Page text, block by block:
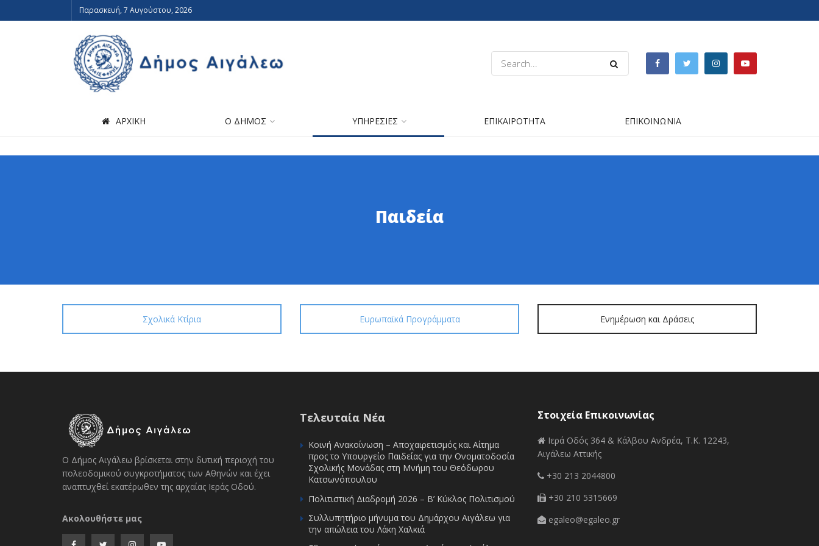
Παρασκευή, 7 Αυγούστου, 2026
ΑΡΧΙΚΗ Ο ΔΗΜΟΣ ΥΠΗΡΕΣΙΕΣ ΕΠΙΚΑΙΡΟΤΗΤΑ ΕΠΙΚΟΙΝΩΝΙΑ
Παιδεία
Σχολικά Κτίρια Ευρωπαϊκά Προγράμματα Ενημέρωση και Δράσεις
Ο Δήμος Αιγάλεω βρίσκεται στην δυτική περιοχή του
πολεοδομικού συγκροτήματος των Αθηνών και έχει
αναπτυχθεί εκατέρωθεν της αρχαίας Ιεράς Οδού.
Ακολουθήστε μας
Τελευταία Νέα
Κοινή Ανακοίνωση – Αποχαιρετισμός και Αίτημα
προς το Υπουργείο Παιδείας για την Ονοματοδοσία
Σχολικής Μονάδας στη Μνήμη του Θεόδωρου
Κατσωνόπουλου
Πολιτιστική Διαδρομή 2026 – Β’ Κύκλος Πολιτισμού
Συλλυπητήριο μήνυμα του Δημάρχου Αιγάλεω για
την απώλεια του Λάκη Χαλκιά
Στοιχεία Επικοινωνίας
Ιερά Οδός 364 & Κάλβου Ανδρέα, Τ.Κ. 12243,
Αιγάλεω Αττικής
+30 213 2044800
+30 210 5315669
egaleo@egaleo.gr